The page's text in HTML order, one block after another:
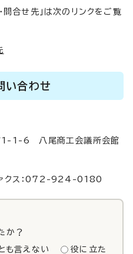
問合せ先」は次のリンクをご覧
い合わせ
1-6 八尾商工会議所会館
ス：072-924-0180
か？
も言えない
役に立た